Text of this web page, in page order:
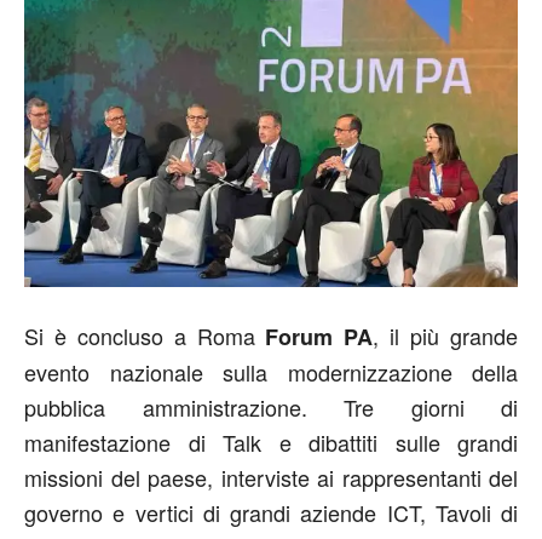
Si è concluso a Roma Forum PA, il più grande
evento nazionale sulla modernizzazione della
pubblica amministrazione. Tre giorni di
manifestazione di Talk e dibattiti sulle grandi
missioni del paese, interviste ai rappresentanti del
governo e vertici di grandi aziende ICT, Tavoli di